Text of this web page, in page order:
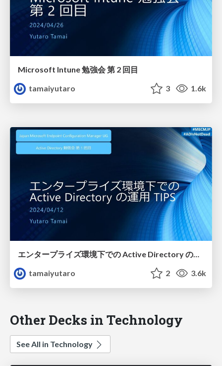
Microsoft Intune 勉強会 第 2 回目
tamaiyutaro
3 1.6k
エンタープライズ環境下での Active Directory の運用 TIPS
tamaiyutaro
2 3.6k
Other Decks in Technology
See All in Technology